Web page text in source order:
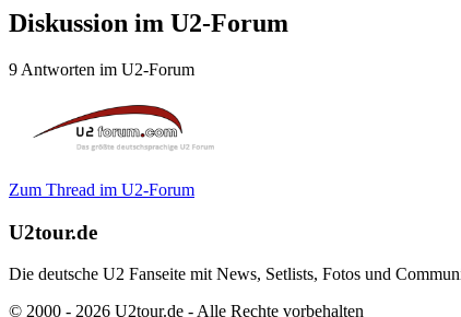
Diskussion im U2-Forum
9 Antworten im U2-Forum
Zum Thread im U2-Forum
U2tour.de
Die deutsche U2 Fanseite mit News, Setlists, Fotos und
© 2000 - 2026 U2tour.de - Alle Rechte vorbehalten